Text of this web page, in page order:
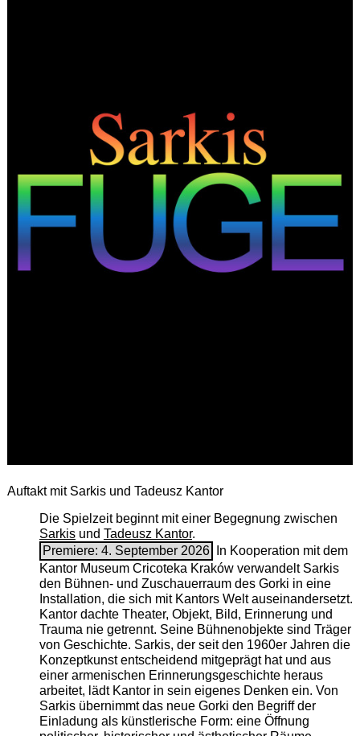
Auftakt mit Sarkis und Tadeusz Kantor
Die Spielzeit beginnt mit einer Begegnung zwischen
Sarkisund Tadeusz Kantor.
Premiere: 4. September 2026
In Kooperation mit dem
Kantor Museum Cricoteka Kraków verwandelt Sarkis
den Bühnen- und Zuschauerraum des Gorki in eine
Installation, die sich mit Kantors Welt auseinandersetzt.
Kantor dachte Theater, Objekt, Bild, Erinnerung und
Trauma nie getrennt. Seine Bühnenobjekte sind Träger
von Geschichte. Sarkis, der seit den 1960er Jahren die
Konzeptkunst entscheidend mitgeprägt hat und aus
einer armenischen ­Erinnerungsgeschichte heraus
arbeitet, lädt Kantor in sein eigenes Denken ein. Von
Sarkis übernimmt das neue Gorki den Begriff der
Einladung als künstlerische Form: eine Öffnung